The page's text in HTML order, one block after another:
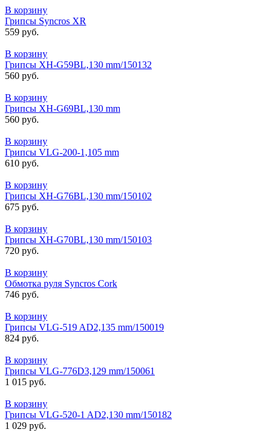
В корзину
Грипсы Syncros XR
559 руб.
В корзину
Грипсы XH-G59BL,130 mm/150132
560 руб.
В корзину
Грипсы XH-G69BL,130 mm
560 руб.
В корзину
Грипсы VLG-200-1,105 mm
610 руб.
В корзину
Грипсы XH-G76BL,130 mm/150102
675 руб.
В корзину
Грипсы XH-G70BL,130 mm/150103
720 руб.
В корзину
Обмотка руля Syncros Cork
746 руб.
В корзину
Грипсы VLG-519 AD2,135 mm/150019
824 руб.
В корзину
Грипсы VLG-776D3,129 mm/150061
1 015 руб.
В корзину
Грипсы VLG-520-1 AD2,130 mm/150182
1 029 руб.